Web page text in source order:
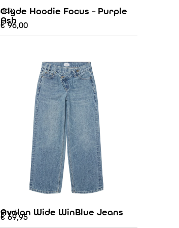
AO76
Clyde Hoodie Focus – Purple
Ash
€96,00
Grunt
Avalon Wide WinBlue Jeans
€69,95